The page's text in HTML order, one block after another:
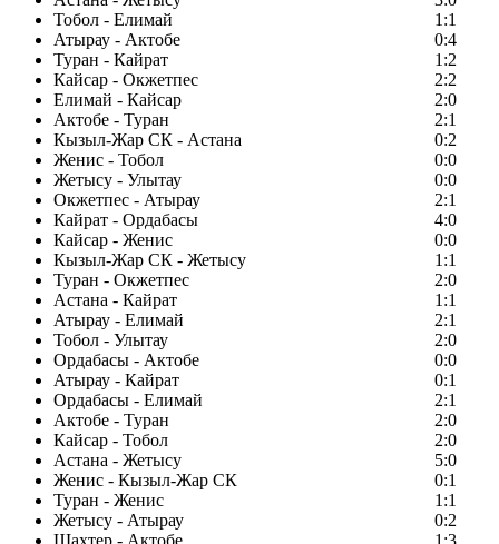
Тобол - Елимай
1:1
Атырау - Актобе
0:4
Туран - Кайрат
1:2
Кайсар - Окжетпес
2:2
Елимай - Кайсар
2:0
Актобе - Туран
2:1
Кызыл-Жар СК - Астана
0:2
Женис - Тобол
0:0
Жетысу - Улытау
0:0
Окжетпес - Атырау
2:1
Кайрат - Ордабасы
4:0
Кайсар - Женис
0:0
Кызыл-Жар СК - Жетысу
1:1
Туран - Окжетпес
2:0
Астана - Кайрат
1:1
Атырау - Елимай
2:1
Тобол - Улытау
2:0
Ордабасы - Актобе
0:0
Атырау - Кайрат
0:1
Ордабасы - Елимай
2:1
Актобе - Туран
2:0
Кайсар - Тобол
2:0
Астана - Жетысу
5:0
Женис - Кызыл-Жар СК
0:1
Туран - Женис
1:1
Жетысу - Атырау
0:2